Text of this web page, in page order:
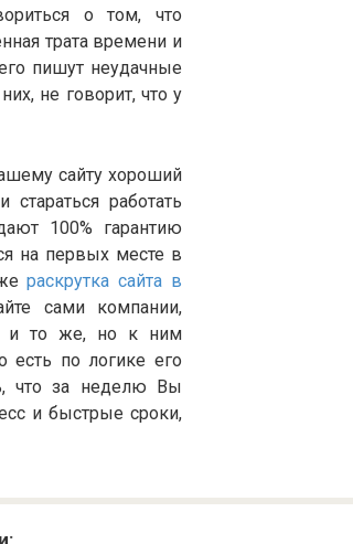
о том, что
трата времени и
пишут неудачные
не говорит, что у
сайту хороший
работать
100% гарантию
на первых месте в
раскрутка сайта в
сами компании,
и то же, но к ним
есть по логике его
что за неделю Вы
и быстрые сроки,